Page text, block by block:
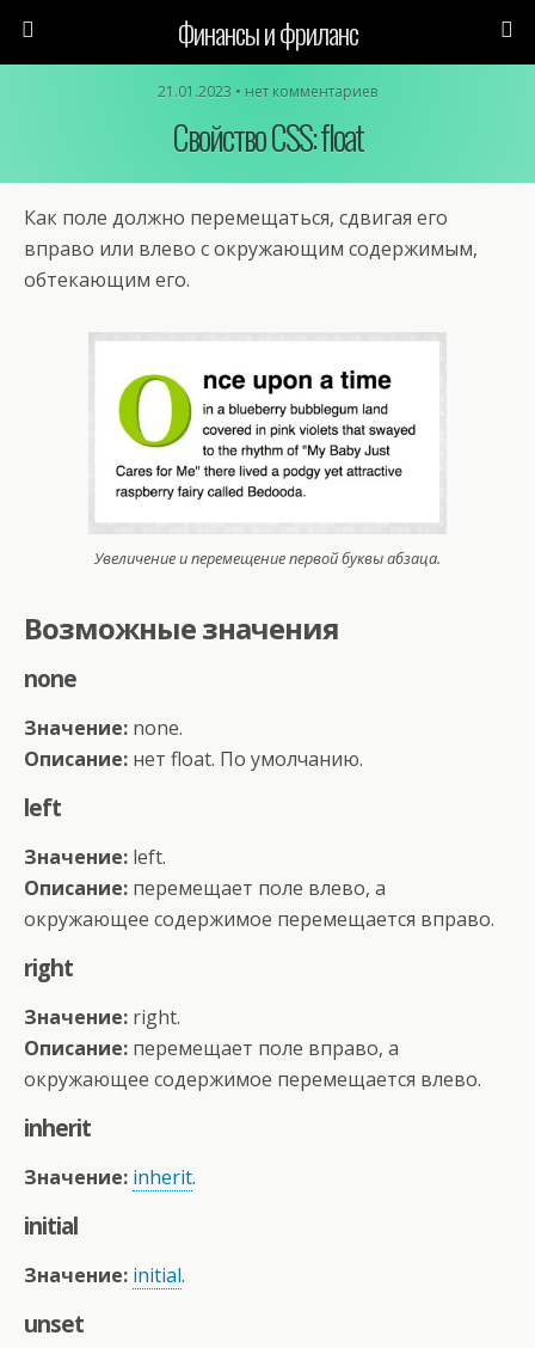
Финансы и фриланс
21.01.2023 • нет комментариев
Свойство CSS: float
Как поле должно перемещаться, сдвигая его
вправо или влево с окружающим содержимым,
обтекающим его.
Увеличение и перемещение первой буквы абзаца.
Возможные значения
none
Значение: none.
Описание: нет float. По умолчанию.
left
Значение: left.
Описание: перемещает поле влево, а
окружающее содержимое перемещается вправо.
right
Значение: right.
Описание: перемещает поле вправо, а
окружающее содержимое перемещается влево.
inherit
Значение: inherit.
initial
Значение: initial.
unset